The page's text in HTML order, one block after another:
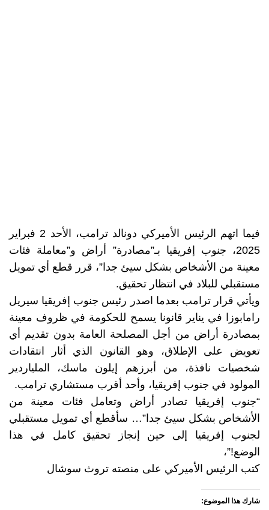
فيما اتهم الرئيس الأميركي دونالد ترامب، الأحد 2 فبراير
2025، جنوب إفريقيا بـ”مصادرة” أراض و”معاملة فئات
معينة من الأشخاص بشكل سيئ جدا”، قرر قطع أي تمويل
مستقبلي للبلاد في انتظار تحقيق.
ويأتي قرار ترامب بعدما اصدر رئيس جنوب إفريقيا سيريل
رامابوزا في يناير قانونا يسمح للحكومة في ظروف معينة
بمصادرة أراض من أجل المصلحة العامة بدون تقديم أي
تعويض على الإطلاق، وهو القانون الذي أثار انتقادات
شخصيات نافذة، من أبرزهم إيلون ماسك، الملياردير
المولود في جنوب إفريقيا، وأحد أقرب مستشاري ترامب.
“جنوب إفريقيا تصادر أراض وتعامل فئات معينة من
الأشخاص بشكل سيئ جدا”… سأقطع أي تمويل مستقبلي
لجنوب إفريقيا إلى حين إنجاز تحقيق كامل في هذا
الوضع!”،
كتب الرئيس الأميركي على منصته تروث سوشال
شارك هذا الموضوع: